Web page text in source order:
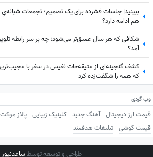
ببینید| جلسات فشرده برای یک تصمیم؛ تجمعات
هم ادامه دارد؟
شکافی که هر سال عمیق‌تر می‌شود؛ چه بر سر رابطه
آمد؟
کشف گنجینه‌ای از عتیقه‌جات نفیس در سفر با
که همه را شگفت‌زده کرد
وب گردی
قیمت ارز دیجیتال آهنگ جدید کلینیک زیبایی پالاز موکت
قیمت گوشی تبلیغات هدفمند
طراحی و توسعه توسطساعدنیوز